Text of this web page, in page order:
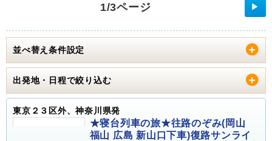
1/3ページ ▶
並べ替え条件設定
出発地・日程で絞り込む
東京２３区外、神奈川県発
★寝台列車の旅★往路のぞみ(岡山
福山 広島 新山口下車)復路サンライ